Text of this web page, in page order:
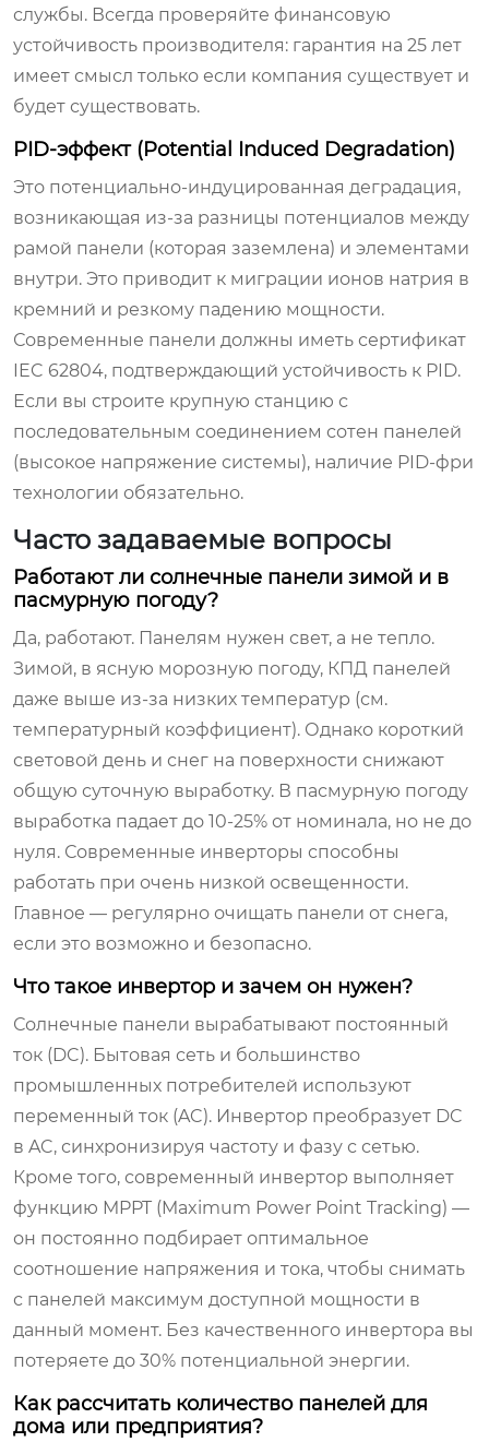
службы. Всегда проверяйте финансовую
устойчивость производителя: гарантия на 25 лет
имеет смысл только если компания существует и
будет существовать.
PID-эффект (Potential Induced Degradation)
Это потенциально-индуцированная деградация,
возникающая из-за разницы потенциалов между
рамой панели (которая заземлена) и элементами
внутри. Это приводит к миграции ионов натрия в
кремний и резкому падению мощности.
Современные панели должны иметь сертификат
IEC 62804, подтверждающий устойчивость к PID.
Если вы строите крупную станцию с
последовательным соединением сотен панелей
(высокое напряжение системы), наличие PID-фри
технологии обязательно.
Часто задаваемые вопросы
Работают ли солнечные панели зимой и в
пасмурную погоду?
Да, работают. Панелям нужен свет, а не тепло.
Зимой, в ясную морозную погоду, КПД панелей
даже выше из-за низких температур (см.
температурный коэффициент). Однако короткий
световой день и снег на поверхности снижают
общую суточную выработку. В пасмурную погоду
выработка падает до 10-25% от номинала, но не до
нуля. Современные инверторы способны
работать при очень низкой освещенности.
Главное — регулярно очищать панели от снега,
если это возможно и безопасно.
Что такое инвертор и зачем он нужен?
Солнечные панели вырабатывают постоянный
ток (DC). Бытовая сеть и большинство
промышленных потребителей используют
переменный ток (AC). Инвертор преобразует DC
в AC, синхронизируя частоту и фазу с сетью.
Кроме того, современный инвертор выполняет
функцию MPPT (Maximum Power Point Tracking) —
он постоянно подбирает оптимальное
соотношение напряжения и тока, чтобы снимать
с панелей максимум доступной мощности в
данный момент. Без качественного инвертора вы
потеряете до 30% потенциальной энергии.
Как рассчитать количество панелей для
дома или предприятия?